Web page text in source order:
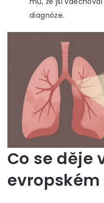
diagnóze.
Co se děje
evropském